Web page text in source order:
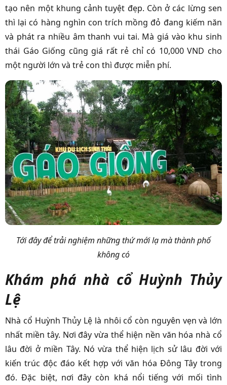
tạo nên một khung cảnh tuyệt đẹp. Còn ở các lừng sen
thì lại có hàng nghìn con trích mồng đỏ đang kiếm năn
và phát ra nhiều âm thanh vui tai. Mà giá vào khu sinh
thái Gáo Giống cũng giá rất rẻ chỉ có 10,000 VND cho
một người lớn và trẻ con thì được miễn phí.
Tới đây để trải nghiệm những thứ mới lạ mà thành phố
không có
Khám phá nhà cổ Huỳnh Thủy
Lệ
Nhà cổ Huỳnh Thủy Lệ là nhôi cổ còn nguyên vẹn và lớn
nhất miền tây. Nơi đây vừa thể hiện nền văn hóa nhà cổ
lâu đời ở miền Tây. Nó vừa thể hiện lịch sử lâu đời với
kiến trúc độc đáo kết hợp với văn hóa Đông Tây trong
đó. Đặc biệt, nơi đây còn khá nổi tiếng với mối tình